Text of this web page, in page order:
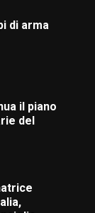
di arma
il piano
del